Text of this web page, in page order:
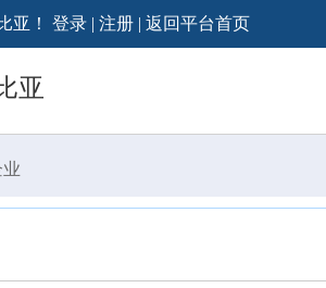
亚！ 登录 | 注册 | 返回平台首页
亚
业